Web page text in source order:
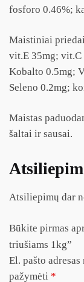
fosforo 0.46%;
Maistiniai
vit.E 35mg; vit.C
Kobalto 0.5mg;
Seleno 0.2mg;
Maistas
šaltai ir sausai.
Atsiliepimų dar
Būkite pirmas
triušiams 1kg”
El. pašto
pažymėti *